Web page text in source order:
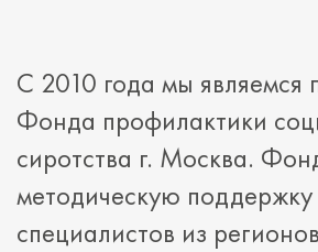
С 2010 года мы являемся
Фонда профилактики
сиротства г. Москва.
методическую
специалистов из